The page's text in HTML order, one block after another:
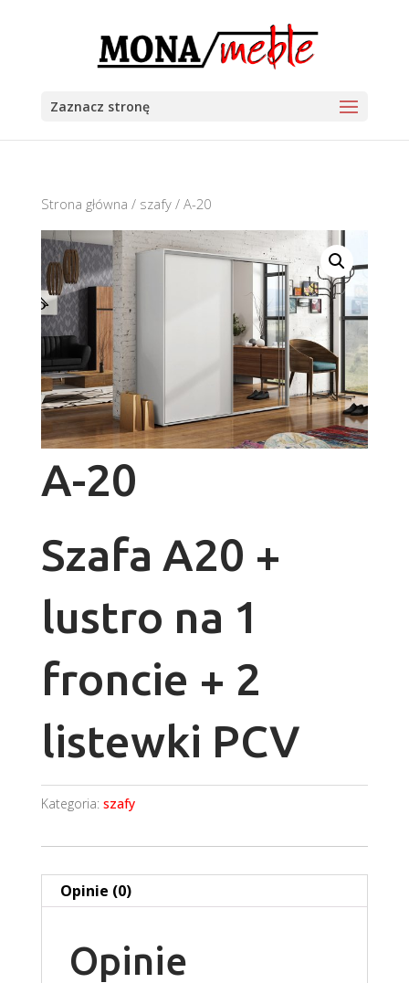
Zaznacz stronę
Strona główna / szafy/ A-20
A-20
Szafa A20 +
lustro na 1
froncie + 2
listewki PCV
Kategoria: szafy
Opinie (0)
Opinie